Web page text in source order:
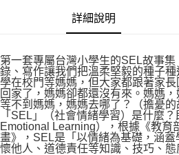
詳細說明
第一套專屬台灣小學生的SEL故事
錄、寫作讓我們把溫柔堅毅的種子
學在校門等媽媽，但大家都跟著家
回家了，媽媽卻都還沒有來。媽媽
等不到媽媽，媽媽去哪了？（擔憂
「SEL」（社會情緒學習）是什麼
Emotional Learning），根據《教育
畫》，SEL是「以情緒為基礎，涵
懷他人、道德責任等知識、技巧、